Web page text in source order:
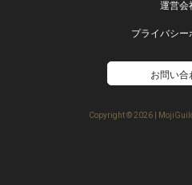
運営会
プライバシー
お問い合
Copyright © 2026 |